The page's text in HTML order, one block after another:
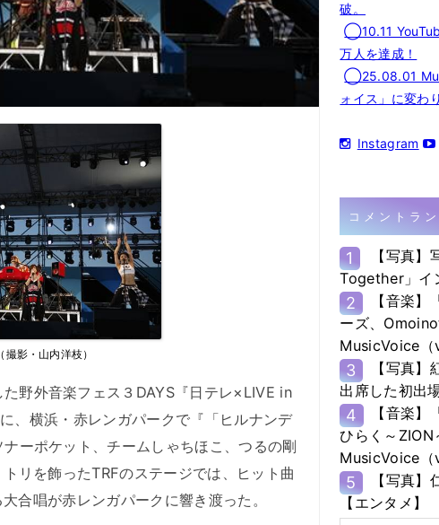
撮影・山内洋枝）
野外音楽フェス３DAYS『日テレ×LIVE in
、横浜・赤レンガパークで『「ヒルナンデ
ーポケット、チームしゃちほこ、つるの剛
リを飾ったTRFのステージでは、ヒット曲
合唱が赤レンガパークに響き渡った。
破。
◯10.11
万人を達成！
◯25.08.01
ォイス」に変わ
Instagram
コメントラ
1
【写真
Together」イ
2
【音楽
ーズ、
MusicVoice（
3
【写真
出席した初出
4
【音楽
ひらく～ZION
MusicVoice（
5
【写真
【エンタメ】